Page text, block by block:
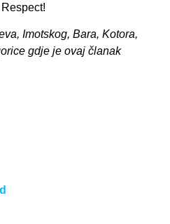
Imotskog, Bara, Kotora,
gdje je ovaj članak